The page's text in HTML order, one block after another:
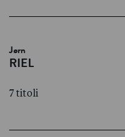
Jørn
RIEL
7 titoli